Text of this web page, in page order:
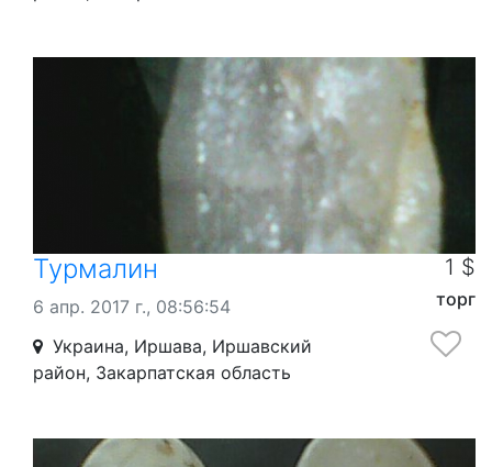
Турмалин
6 апр. 2017 г., 08:56:54
Украина, Иршава, Иршавский
район, Закарпатская область
1 $
торг